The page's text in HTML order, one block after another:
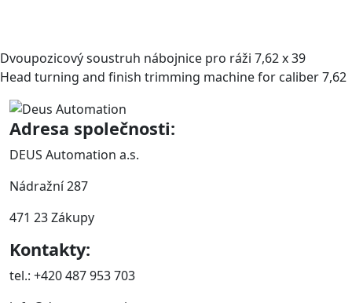
Dvoupozicový soustruh nábojnice pro ráži 7,62 x 39
Head turning and finish trimming machine for caliber 7,62
Adresa společnosti:
DEUS Automation a.s.
Nádražní 287
471 23 Zákupy
Kontakty:
tel.: +420 487 953 703